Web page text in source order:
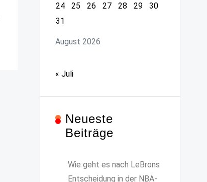
August 2026
24
25 26 27 28 29
30
31
« Juli
Neueste
Beiträge
Wie geht es nach LeBrons
Entscheidung in der NBA-